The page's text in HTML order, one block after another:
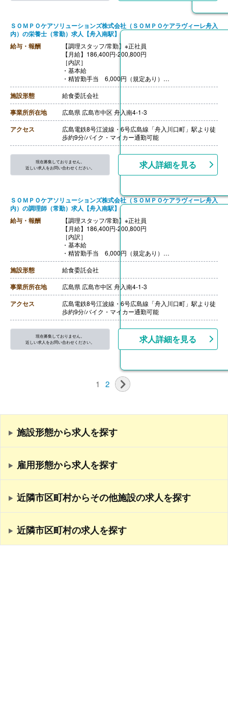
ＳＯＭＰＯケアソリューションズ株式会社（ＳＯＭＰＯケアラヴィーレ舟入
内）の栄養士（常勤）求人【舟入南駅】
給与・報酬
【調理スタッフ/常勤】※正社員
【月給】186,400円-200,800円
［内訳］
・基本給
・精皆勤手当 6,000円（規定あり）
・職務手当 4,000円
［その他手当］
・時間外手当（超過1分から支給）
【賞与】年2回（計2.00ヶ月分）※前年度実績
【通勤手当】あり（上限50,000円/月）
【昇給】あり（年1回）
【退職金】あり※勤続3年以上
【調理主任/常勤】※正社員
【月給】200,800円-215,100円
［内訳］
・基本給
・精皆勤手当 6,000円（規定あり）
・時間外手当（超過1分から支給）
【賞与】年2回（計2.00ヶ月分）※前年度実績
【通勤手当】あり（上限50,000円/月）
【昇給】あり（年1回）
【退職金】あり※勤続3年以上
施設形態 給食委託会社
事業所所在地 広島県 広島市中区 舟入南4-1-3
アクセス
広島電鉄8号江波線・6号広島線「舟入川口町」駅より徒
歩約9分/バイク・マイカー通勤可能
現在募集しておりません。
近しい求人をお問い合わせください。
求人詳細を見る
ＳＯＭＰＯケアソリューションズ株式会社（ＳＯＭＰＯケアラヴィーレ舟入
内）の調理師（常勤）求人【舟入南駅】
給与・報酬
【調理スタッフ/常勤】※正社員
【月給】186,400円-200,800円
［内訳］
・基本給
・精皆勤手当 6,000円（規定あり）
・職務手当 4,000円
［その他手当］
・時間外手当（超過1分から支給）
【賞与】年2回（計2.00ヶ月分）※前年度実績
【通勤手当】あり（上限50,000円/月）
【昇給】あり（年1回）
【退職金】あり※勤続3年以上
【調理主任/常勤】※正社員
【月給】200,800円-215,100円
［内訳］
・基本給
・精皆勤手当 6,000円（規定あり）
・時間外手当（超過1分から支給）
【賞与】年2回（計2.00ヶ月分）※前年度実績
【通勤手当】あり（上限50,000円/月）
施設形態 給食委託会社
事業所所在地 広島県 広島市中区 舟入南4-1-3
アクセス
広島電鉄8号江波線・6号広島線「舟入川口町」駅より徒
歩約9分/バイク・マイカー通勤可能
現在募集しておりません。
近しい求人をお問い合わせください。
求人詳細を見る
1 2
施設形態から求人を探す
雇用形態から求人を探す
近隣市区町村からその他施設の求人を探す
近隣市区町村の求人を探す